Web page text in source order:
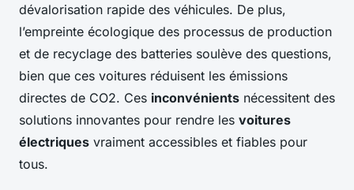
dévalorisation rapide des véhicules. De plus,
l’empreinte écologique des processus de production
et de recyclage des batteries soulève des questions,
bien que ces voitures réduisent les émissions
directes de CO2. Ces inconvénients nécessitent des
solutions innovantes pour rendre les voitures
électriques vraiment accessibles et fiables pour
tous.